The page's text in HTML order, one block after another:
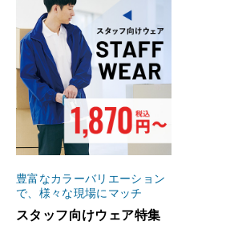
豊富なカラーバリエーション
で、様々な現場にマッチ
スタッフ向けウェア特集